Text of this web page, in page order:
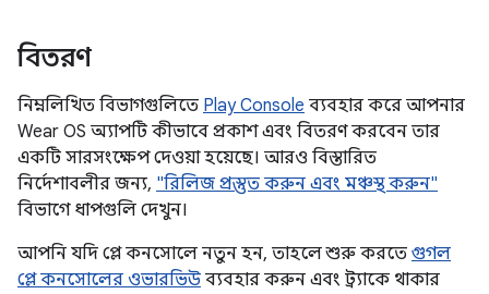
বিতরণ
নিম্নলিখিত বিভাগগুলিতে Play Console ব্যবহার করে আপনার
Wear OS অ্যাপটি কীভাবে প্রকাশ এবং বিতরণ করবেন তার
একটি সারসংক্ষেপ দেওয়া হয়েছে। আরও বিস্তারিত
নির্দেশাবলীর জন্য, "রিলিজ প্রস্তুত করুন এবং মঞ্চস্থ করুন"
বিভাগে ধাপগুলি দেখুন।
আপনি যদি প্লে কনসোলে নতুন হন, তাহলে শুরু করতে গুগল
প্লে কনসোলের ওভারভিউ ব্যবহার করুন এবং ট্র্যাকে থাকার